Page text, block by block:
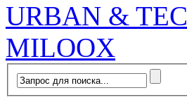
URBAN &
MILOOX